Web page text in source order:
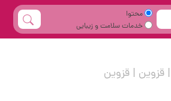
محتوا
خدمات سلامت و زیبایی
قزوین | قزوین